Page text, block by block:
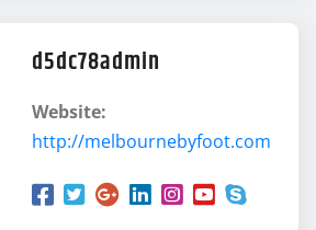
d5dc78admin
Website:
http://melbournebyfoot.com